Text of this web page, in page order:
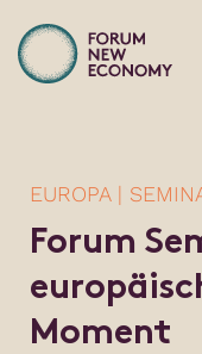
EUROPA |
Forum
Moment